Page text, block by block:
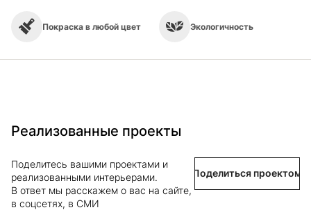
Покраска в любой цвет Экологичность
Реализованные проекты
Поделитесь вашими проектами и
реализованными интерьерами.
В ответ мы расскажем о вас на сайте,
в соцсетях, в СМИ
Поделиться проектом